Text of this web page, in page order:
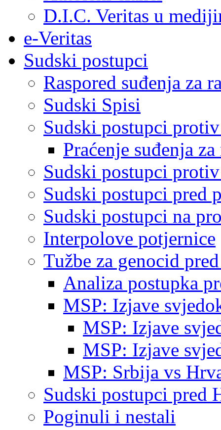
D.I.C. Veritas u
e-Veritas
Sudski postupci
Raspored suđenja za
Sudski Spisi
Sudski postupci
Praćenje suđenja
Sudski postupci
Sudski postupci pred
Sudski postupci na
Interpolove potjernice
Tužbe za genocid
Analiza postupka
MSP: Izjave
MSP: Izjave
MSP: Izjave
MSP: Srbija vs
Sudski postupci pred
Poginuli i nestali